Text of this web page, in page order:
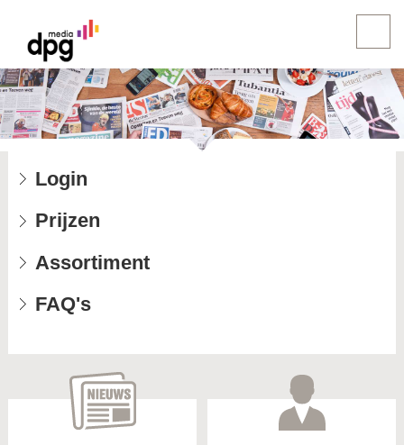
Login
Prijzen
Assortiment
FAQ's